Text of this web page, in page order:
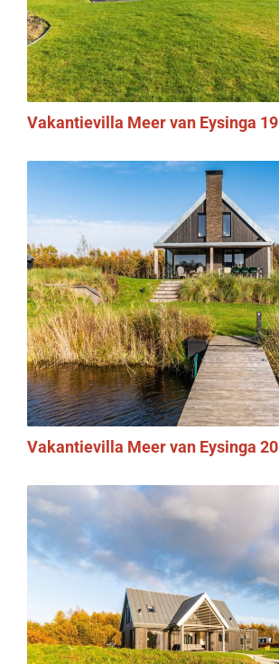
Vakantievilla Meer van Eysinga 19
Vakantievilla Meer van Eysinga 20